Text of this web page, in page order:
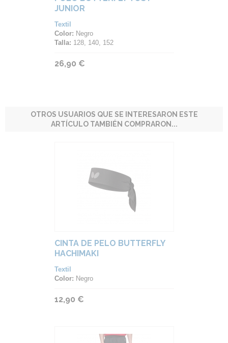
JUNIOR
Textil
Color: Negro
Talla: 128, 140, 152
26,90 €
OTROS USUARIOS QUE SE INTERESARON ESTE
ARTÍCULO TAMBIÉN COMPRARON...
CINTA DE PELO BUTTERFLY
HACHIMAKI
Textil
Color: Negro
12,90 €